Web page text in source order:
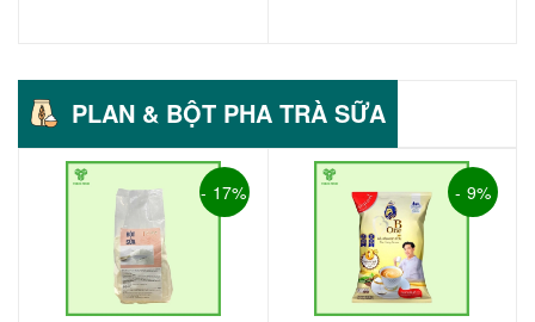
PLAN & BỘT PHA TRÀ SỮA
- 17% - 9%